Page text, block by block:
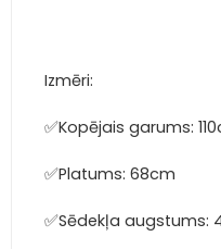
Izmēri:
✅Kopējais garums:
✅Platums: 68cm
✅Sēdekļa augstums: